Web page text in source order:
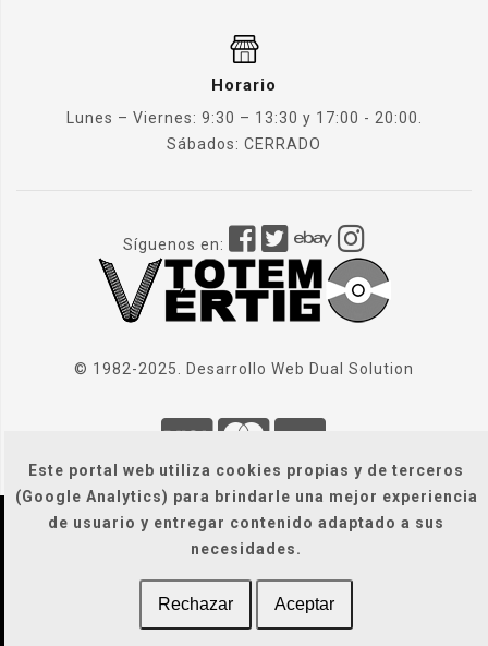
Este portal web utiliza cookies propias y de terceros
(Google Analytics) para brindarle una mejor experiencia
de usuario y entregar contenido adaptado a sus
necesidades.
Rechazar Aceptar
Horario
Lunes – Viernes: 9:30 – 13:30 y 17:00 - 20:00.
Sábados: CERRADO
Síguenos en:
© 1982-2025. Desarrollo Web Dual Solution
| Condiciones Generales
Legal / Privacidad / Cookies / Accesibilidad